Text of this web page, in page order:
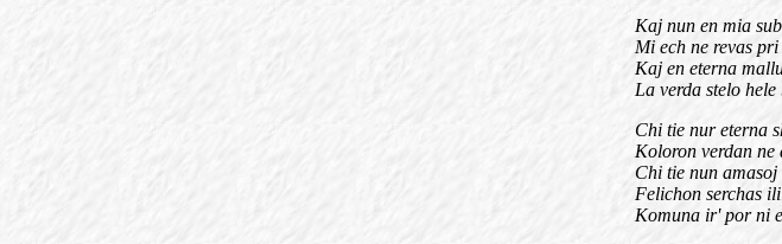
Kaj nun en mia
Mi ech ne revas
Kaj en eterna
La verda stelo
Chi tie nur eterna
Koloron verdan ne
Chi tie nun
Felichon serchas
Komuna ir' por ni